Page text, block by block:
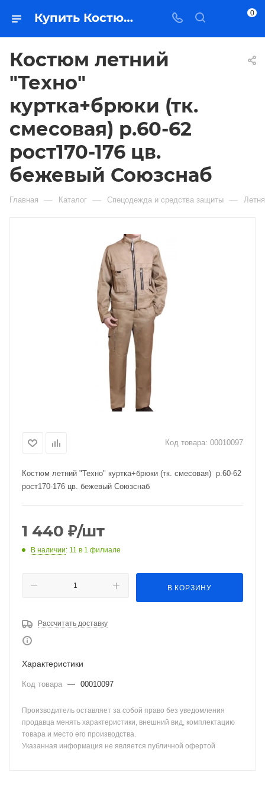
Купить Костюм летний "Техно" куртка+брюки (тк. смесовая) р.60-62 рост170-176 цв. бежевый Союзснаб в Якутске — цена, характеристики, подбор | Востоктехторг 0
Костюм летний
"Техно"
куртка+брюки (тк.
смесовая) р.60-62
рост170-176 цв.
бежевый Союзснаб
Главная — Каталог — Спецодежда и средства защиты —
Код товара: 00010097
Костюм летний "Техно" куртка+брюки (тк. смесовая) р.60-62
рост170-176 цв. бежевый Союзснаб
1 440 ₽/шт
В наличии: 11 в 1 филиале
В КОРЗИНУ
Рассчитать доставку
Характеристики
Код товара — 00010097
Производитель оставляет за собой право без уведомления
продавца менять характеристики, внешний вид, комплектацию
товара и место его производства.
Указанная информация не является публичной офертой